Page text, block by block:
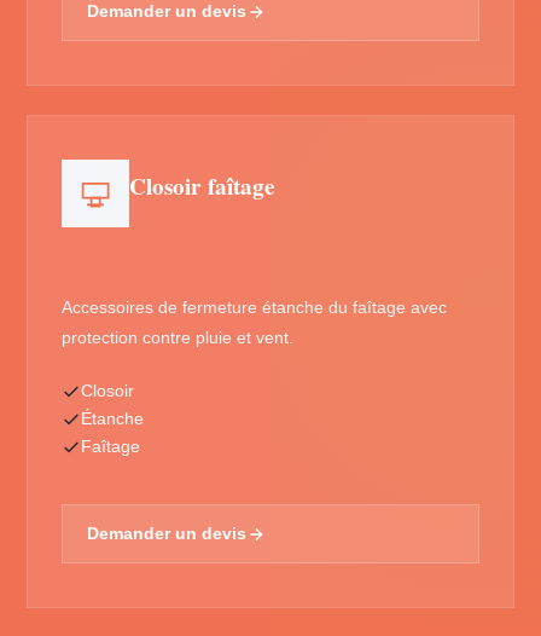
Demander un devis
Closoir faîtage
Accessoires de fermeture étanche du faîtage avec
protection contre pluie et vent.
Closoir
Étanche
Faîtage
Demander un devis